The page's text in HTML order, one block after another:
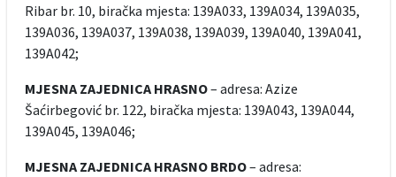
Ribar br. 10, biračka mjesta: 139A033, 139A034, 139A035,
139A036, 139A037, 139A038, 139A039, 139A040, 139A041,
139A042;
MJESNA ZAJEDNICA HRASNO– adresa: Azize
Šaćirbegović br. 122, biračka mjesta: 139A043, 139A044,
139A045, 139A046;
MJESNA ZAJEDNICA HRASNO BRDO– adresa: